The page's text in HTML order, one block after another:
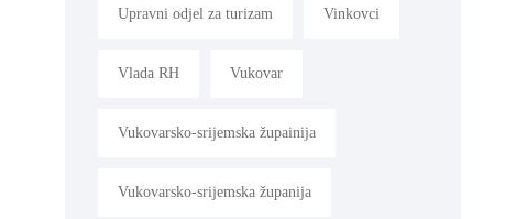
Upravni odjel za turizam Vinkovci
Vlada RH Vukovar
Vukovarsko-srijemska župainija
Vukovarsko-srijemska županija